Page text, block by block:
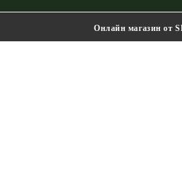
Онлайн магазин от